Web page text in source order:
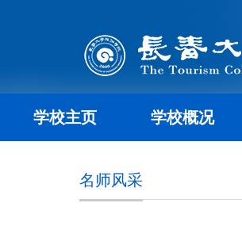
学校主页 学校概况
名师风采